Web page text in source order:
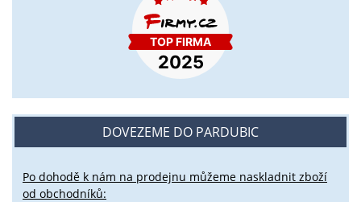
DOVEZEME DO PARDUBIC
Po dohodě k nám na prodejnu můžeme naskladnit zboží
od obchodníků: